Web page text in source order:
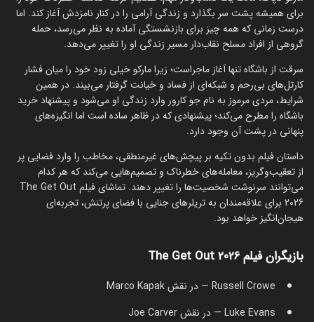
برای همیشه پشت سر بگذارد و زندگی آرامی را در کنار نامزدش آغاز کند. اما
درست زمانی که همه چیز برای بازنشستگی آماده به نظر می‌رسد، حمله
گروهی از افراد مسلح نقاب‌دار مسیر زندگی او را تغییر می‌دهد.
سرقت از باشگاه تنها آغاز ماجراست؛ زیرا مارکو خیلی زود خود را میان فشار
کارتل‌های بی‌رحم و شبکه‌ای از فساد و خیانت گرفتار می‌بیند. در همین
شرایط، مردی مرموز به نام جو کارور وارد زندگی او می‌شود و پیشنهاد خرید
باشگاه را مطرح می‌کند؛ پیشنهادی که در ظاهر ساده است اما انگیزه‌های
پنهانی در پشت آن وجود دارد.
داستان فیلم بدون تکیه بر پیچش‌های غیرمنطقی، مخاطب را وارد فضایی پر
از تعقیب‌وگریز، معامله‌های خطرناک و تصمیم‌هایی می‌کند که هر کدام
می‌توانند سرنوشت شخصیت‌ها را تغییر دهند. تماشای فیلم The Get Out
2026 برای علاقه‌مندان به تریلرهای جنایی با فضای پرتنش، تجربه‌ای
هیجان‌انگیز خواهد بود.
بازیگران فیلم The Get Out 2026
Russell Crowe — در نقش Marco Kapak
Luke Evans — در نقش Joe Carver